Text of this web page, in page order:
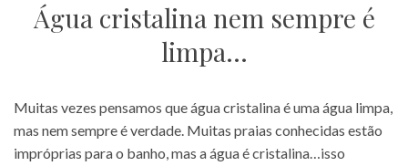
Água cristalina nem sempre é
limpa…
Muitas vezes pensamos que água cristalina é uma água limpa,
mas nem sempre é verdade. Muitas praias conhecidas estão
impróprias para o banho, mas a água é cristalina…isso